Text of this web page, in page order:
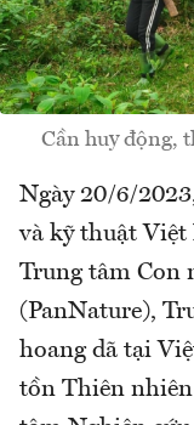
Cần huy động,
Ngày 20/6/
và kỹ thuật
Trung tâm Con
(PanNature),
hoang dã tại
tồn Thiên